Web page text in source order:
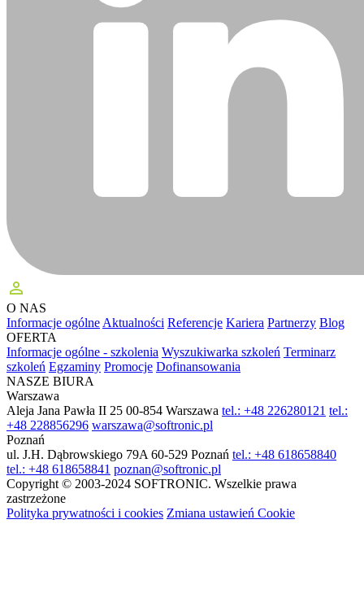
perm_identity
O NAS
Informacje ogólne Aktualności Referencje Kariera Partnerzy Blog
OFERTA
Informacje ogólne - szkolenia Wyszukiwarka szkoleń Terminarz
szkoleń Egzaminy Promocje Dofinansowania
NASZE BIURA
Warszawa
Aleja Jana Pawła II 25 00-854 Warszawa tel.: +48 226280121 tel.:
+48 228856296 warszawa@softronic.pl
Poznań
ul. J.H. Dąbrowskiego 79A 60-529 Poznań tel.: +48 618658840
tel.: +48 618658841 poznan@softronic.pl
Copyright © 2003-2024 SOFTRONIC. Wszelkie prawa
zastrzeżone
Polityka prywatności i cookies Zmiana ustawień Cookie